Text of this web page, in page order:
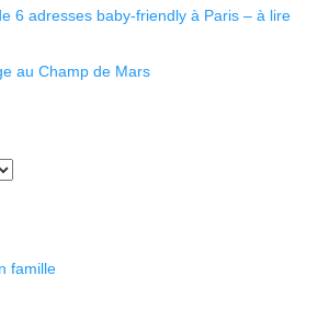
6 adresses baby-friendly à Paris – à lire
au Champ de Mars
famille